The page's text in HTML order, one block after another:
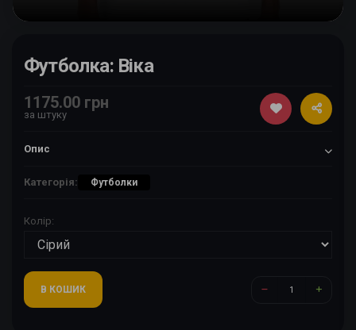
Футболка: Віка
1175.00 грн
за штуку
Опис
Категорія: Футболки
Колір:
В КОШИК